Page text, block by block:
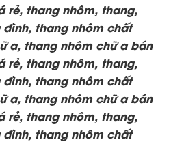
rẻ, thang nhôm, thang,
thang nhôm chất
a, thang nhôm chữ a bán
rẻ, thang nhôm, thang,
thang nhôm chất
a, thang nhôm chữ a bán
rẻ, thang nhôm, thang,
thang nhôm chất